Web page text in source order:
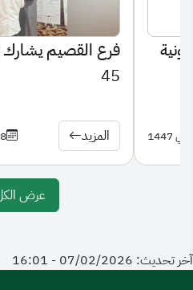
‏فرع القصيم يشارك
45
المزيد 28
عرض
آخر تحديث: 07/02/2026 - 16:01